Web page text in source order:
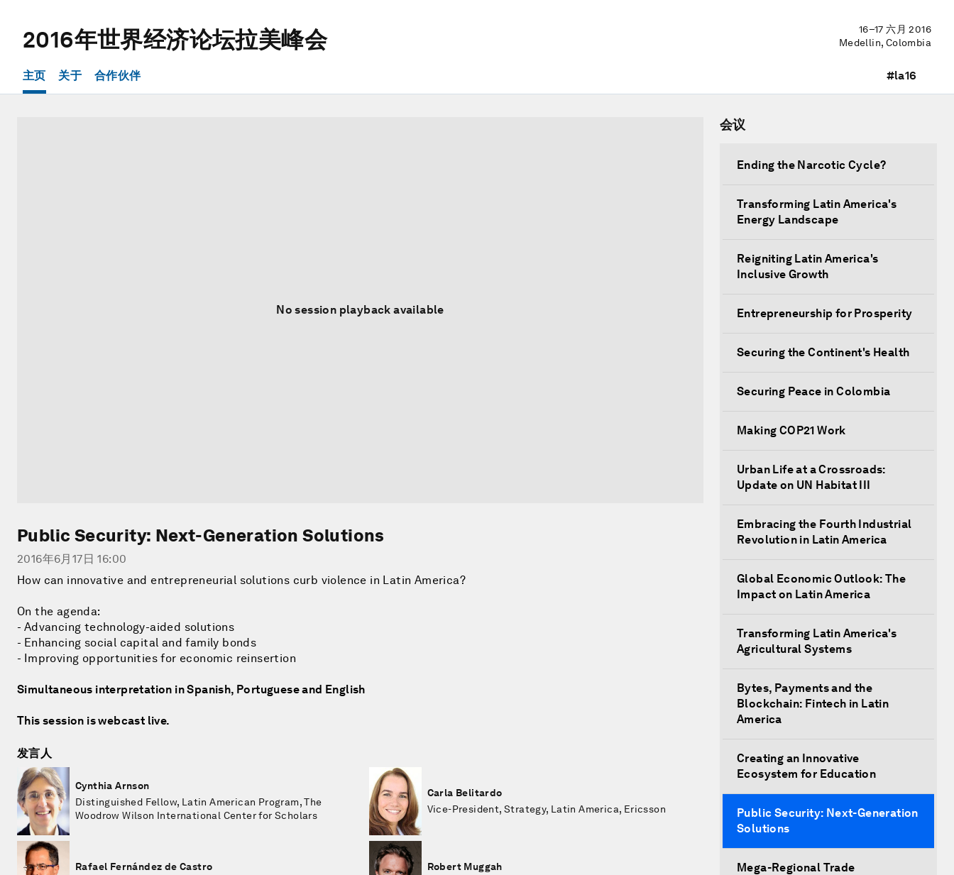
2016年世界经济论坛拉美峰会
16–17 六月 2016
Medellin, Colombia
主页 关于 合作伙伴 #la16
No session playback available
Public Security: Next-Generation Solutions
2016年6月17日 16:00
How can innovative and entrepreneurial solutions curb violence in Latin America?
On the agenda:
- Advancing technology-aided solutions
- Enhancing social capital and family bonds
- Improving opportunities for economic reinsertion
Simultaneous interpretation in Spanish, Portuguese and English
This session is webcast live.
发言人
Cynthia Arnson
Distinguished Fellow, Latin American Program, The
Woodrow Wilson International Center for Scholars
Carla Belitardo
Vice-President, Strategy, Latin America, Ericsson
Rafael Fernández de Castro
Robert Muggah
会议
Ending the Narcotic Cycle?
Transforming Latin America's
Energy Landscape
Reigniting Latin America's
Inclusive Growth
Entrepreneurship for Prosperity
Securing the Continent's Health
Securing Peace in Colombia
Making COP21 Work
Urban Life at a Crossroads:
Update on UN Habitat III
Embracing the Fourth Industrial
Revolution in Latin America
Global Economic Outlook: The
Impact on Latin America
Transforming Latin America's
Agricultural Systems
Bytes, Payments and the
Blockchain: Fintech in Latin
America
Creating an Innovative
Ecosystem for Education
Public Security: Next-Generation
Solutions
Mega-Regional Trade